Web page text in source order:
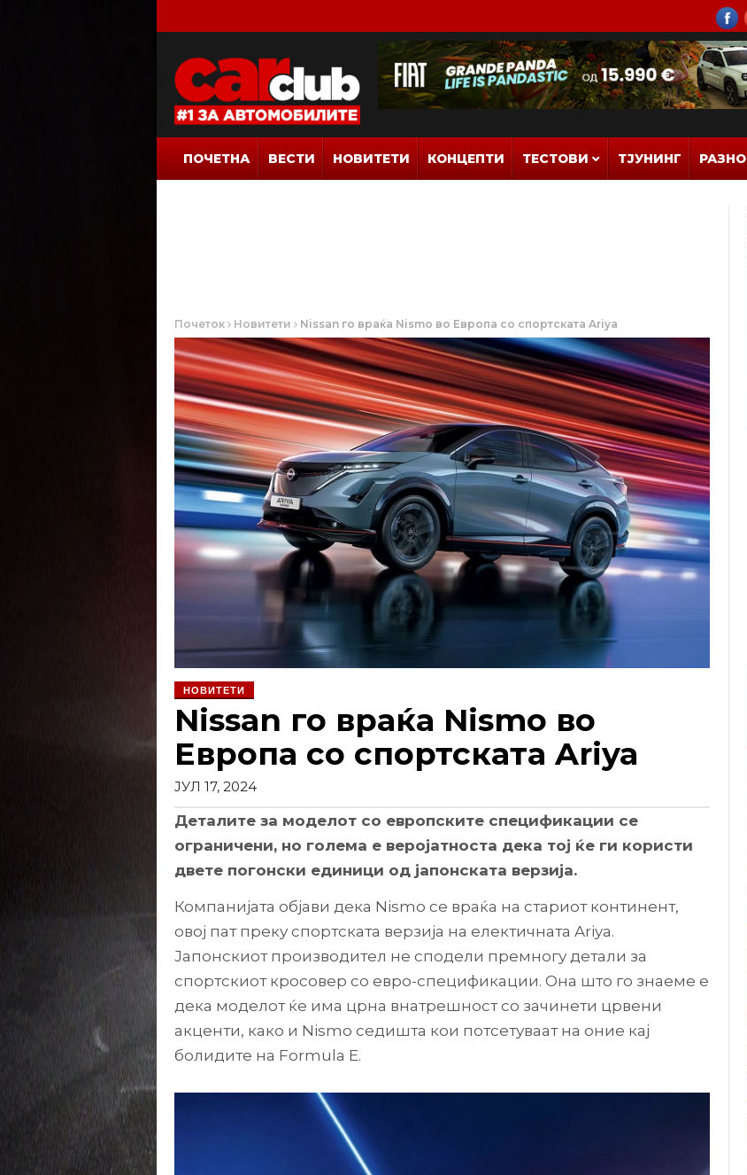
ПОЧЕТНА ВЕСТИ НОВИТЕТИ КОНЦЕПТИ ТЕСТОВИ ТЈУНИНГ РАЗНО
Почеток Новитети Nissan го враќа Nismo во Европа со спортската Ariya
НОВИТЕТИ
Nissan го враќа Nismo во
Европа со спортската Ariya
ЈУЛ 17, 2024
Деталите за моделот со европските спецификации се
ограничени, но голема е веројатноста дека тој ќе ги користи
двете погонски единици од јапонската верзија.
Компанијата објави дека Nismo се враќа на стариот континент,
овој пат преку спортската верзија на електичната Ariya.
Јапонскиот производител не сподели премногу детали за
спортскиот кросовер со евро-спецификации. Она што го знаеме е
дека моделот ќе има црна внатрешност со зачинети црвени
акценти, како и Nismo седишта кои потсетуваат на оние кај
болидите на Formula E.